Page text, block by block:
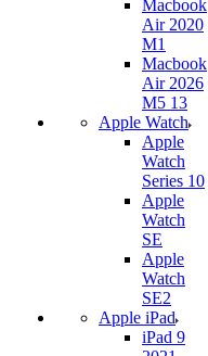
Macbook
Air 2020
M1
Macbook
Air 2026
M5 13
Apple Watch
Apple
Watch
Series 10
Apple
Watch
SE
Apple
Watch
SE2
Apple iPad
iPad 9